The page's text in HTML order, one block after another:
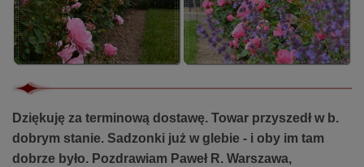
Dziękuję za terminową dostawę. Towar przyszedł w b.
dobrym stanie. Sadzonki już w glebie - i oby im tam
dobrze było. Pozdrawiam Paweł R. Warszawa,